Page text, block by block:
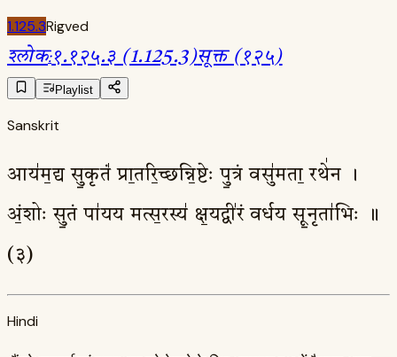
1.125.3Rigved
श्लोक:१.१२५.३ (1.125.3)सूक्त (१२५)
Playlist
Sanskrit
आय॑म॒द्य सु॒कृतं॑ प्रा॒तरि॒च्छन्नि॒ष्टेः पु॒त्रं वसु॑मता॒ रथे॑न ।
अं॒शोः सु॒तं पा॑यय मत्स॒रस्य॑ क्ष॒यद्वी॑रं वर्धय सू॒नृता॑भिः ॥
(३)
Hindi